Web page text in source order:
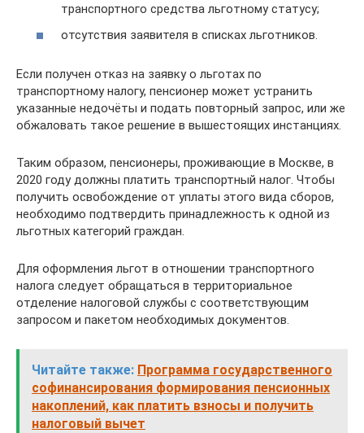
транспортного средства льготному статусу;
отсутствия заявителя в списках льготников.
Если получен отказ на заявку о льготах по
транспортному налогу, пенсионер может устранить
указанные недочёты и подать повторный запрос, или же
обжаловать такое решение в вышестоящих инстанциях.
Таким образом, пенсионеры, проживающие в Москве, в
2020 году должны платить транспортный налог. Чтобы
получить освобождение от уплаты этого вида сборов,
необходимо подтвердить принадлежность к одной из
льготных категорий граждан.
Для оформления льгот в отношении транспортного
налога следует обращаться в территориальное
отделение налоговой службы с соответствующим
запросом и пакетом необходимых документов.
Читайте также: Программа государственного
софинансирования формирования пенсионных
накоплений, как платить взносы и получить
налоговый вычет